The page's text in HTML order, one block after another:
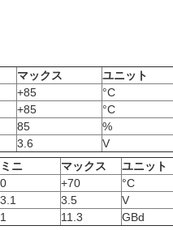
マックス
ユニット
+85
°C
+85
°C
85
%
3.6
V
ミニ マックス
ユニット
0 +70
°C
3.1 3.5
V
1 11.3 GBd